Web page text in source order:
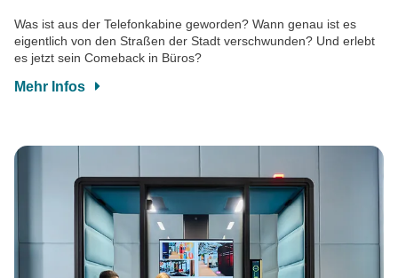
Was ist aus der Telefonkabine geworden? Wann genau ist es
eigentlich von den Straßen der Stadt verschwunden? Und erlebt
es jetzt sein Comeback in Büros?
Mehr Infos